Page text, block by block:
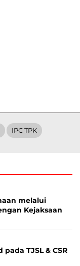
IPC TPK
melalui
Kejaksaan
TJSL & CSR